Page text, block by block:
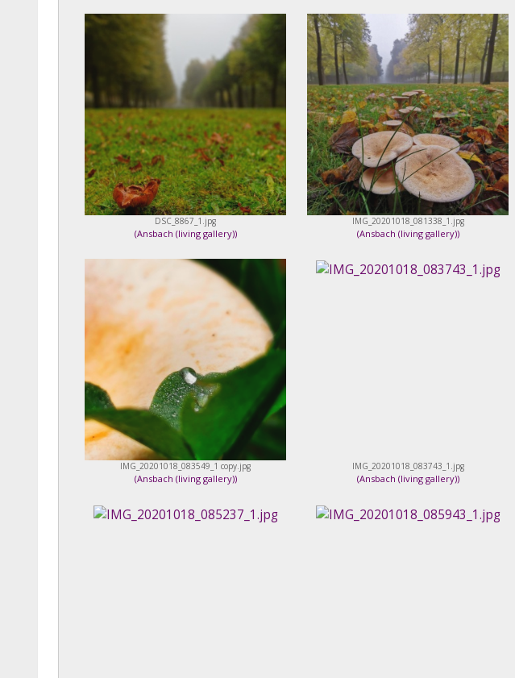
DSC_8867_1.jpg
(Ansbach (living gallery))
IMG_20201018_081338_1.jpg
(Ansbach (living gallery))
IMG_20201018_083549_1 copy.jpg
(Ansbach (living gallery))
IMG_20201018_083743_1.jpg
(Ansbach (living gallery))